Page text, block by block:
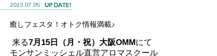
2013.07.05
癒しフェスタ！オトク情報満載♪
来る7月15日（月・祝）大阪OMMにて
モンサンミッシェル直営アロマスクール